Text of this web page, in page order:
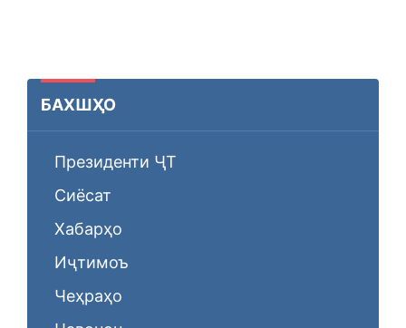
БАХШҲО
Президенти ҶТ
Сиёсат
Хабарҳо
Иҷтимоъ
Чеҳраҳо